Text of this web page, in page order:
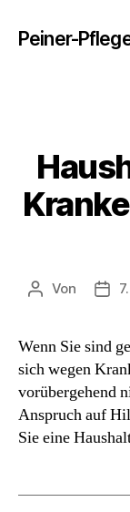
Peiner-
Beitragsautor
Von
Wenn Sie sind
sich wegen
vorübergehend
Anspruch auf
Sie eine